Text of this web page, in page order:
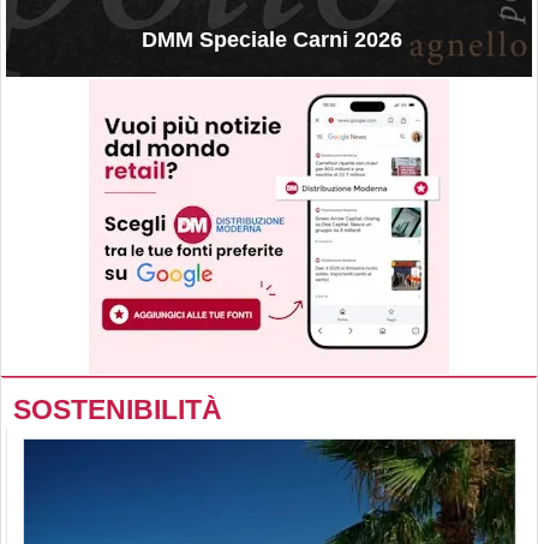
DMM Speciale Carni 2026
SOSTENIBILITÀ